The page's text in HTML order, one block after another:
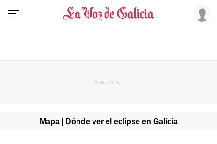
Mapa | Dónde ver el eclipse en Galicia